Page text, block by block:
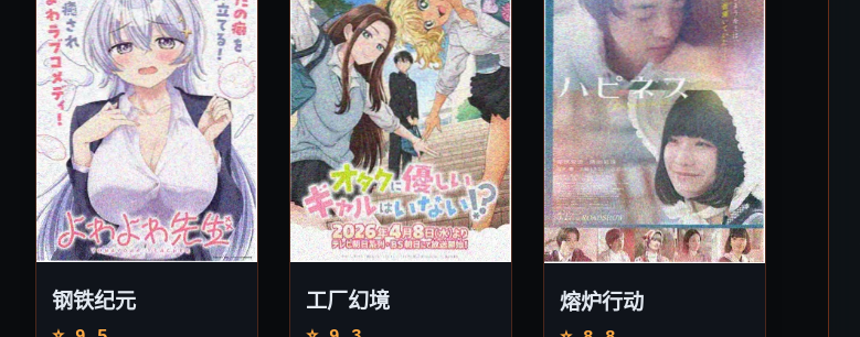
钢铁纪元 工厂幻境 熔炉行动